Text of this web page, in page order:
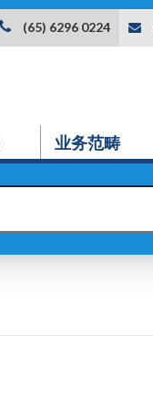
(65) 6296 0224
业务范畴